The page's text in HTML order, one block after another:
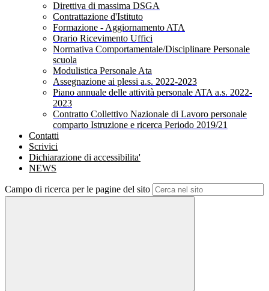
Direttiva di massima DSGA
Contrattazione d'Istituto
Formazione - Aggiornamento ATA
Orario Ricevimento Uffici
Normativa Comportamentale/Disciplinare Personale
scuola
Modulistica Personale Ata
Assegnazione ai plessi a.s. 2022-2023
Piano annuale delle attività personale ATA a.s. 2022-
2023
Contratto Collettivo Nazionale di Lavoro personale
comparto Istruzione e ricerca Periodo 2019/21
Contatti
Scrivici
Dichiarazione di accessibilita'
NEWS
Campo di ricerca per le pagine del sito